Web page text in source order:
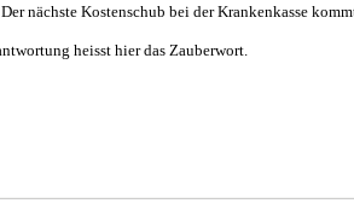
nächste Kostenschub bei der Krankenkasse
heisst hier das Zauberwort.